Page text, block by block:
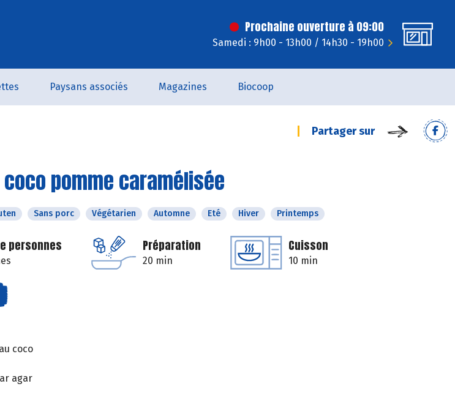
Prochaine ouverture à 09:00
Samedi : 9h00 - 13h00 / 14h30 - 19h00
Paysans associés Magazines Biocoop
Partager sur
pomme caramélisée
Sans porc Végétarien Automne Eté Hiver Printemps
personnes Préparation
20 min
Cuisson
10 min
coco
agar